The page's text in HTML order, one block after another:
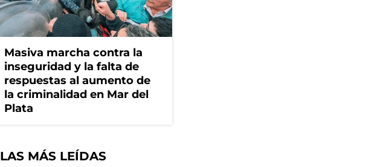
Masiva marcha contra la
inseguridad y la falta de
respuestas al aumento de
la criminalidad en Mar del
Plata
LAS MÁS LEÍDAS